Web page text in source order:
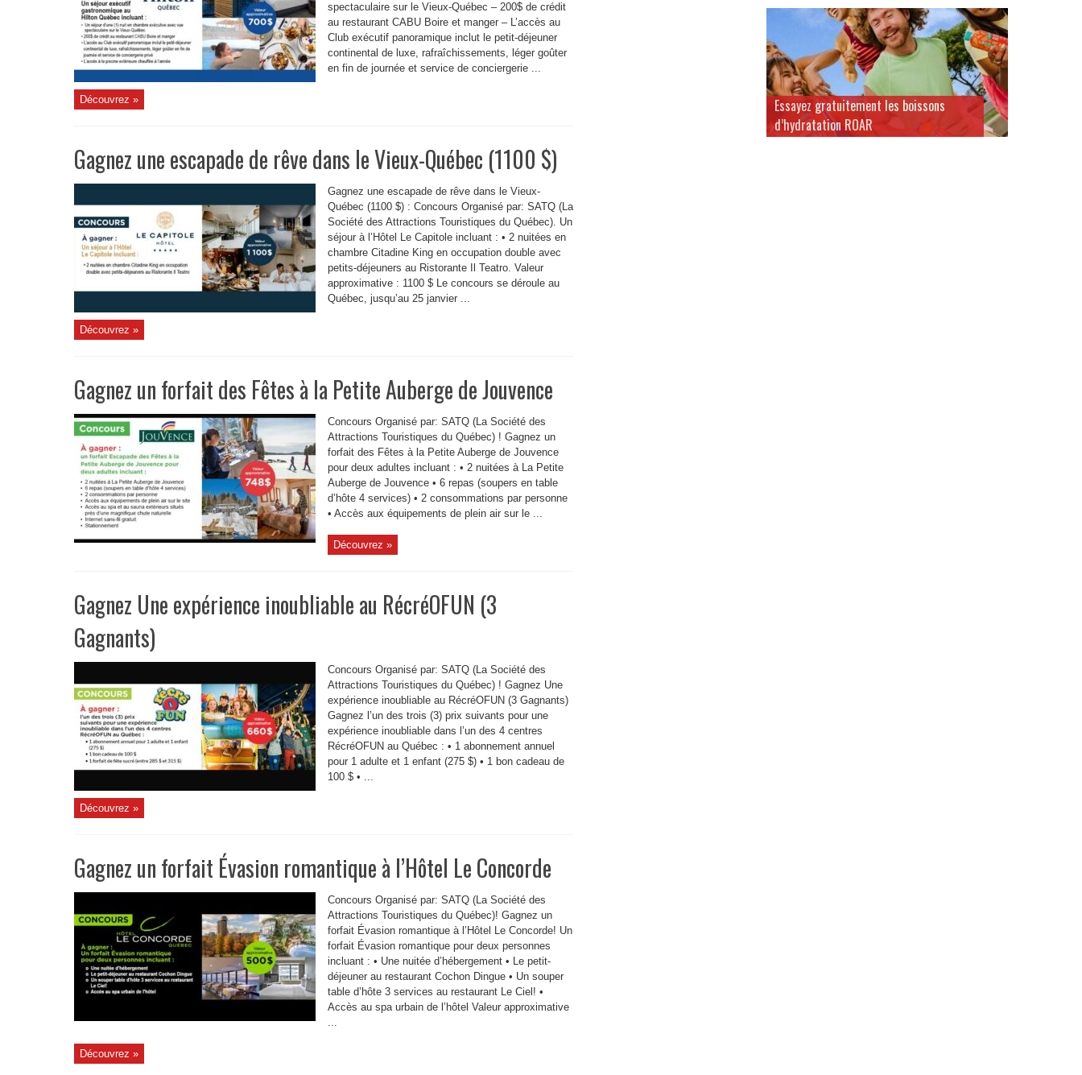
spectaculaire sur le Vieux-Québec – 200$ de crédit
au restaurant CABU Boire et manger – L’accès au
Club exécutif panoramique inclut le petit-déjeuner
continental de luxe, rafraîchissements, léger goûter
en fin de journée et service de conciergerie ...
Découvrez »
Gagnez une escapade de rêve dans le Vieux-Québec (1100 $)
Gagnez une escapade de rêve dans le Vieux-
Québec (1100 $) : Concours Organisé par: SATQ (La
Société des Attractions Touristiques du Québec). Un
séjour à l’Hôtel Le Capitole incluant : • 2 nuitées en
chambre Citadine King en occupation double avec
petits-déjeuners au Ristorante Il Teatro. Valeur
approximative : 1100 $ Le concours se déroule au
Québec, jusqu’au 25 janvier ...
Découvrez »
Gagnez un forfait des Fêtes à la Petite Auberge de Jouvence
Concours Organisé par: SATQ (La Société des
Attractions Touristiques du Québec) ! Gagnez un
forfait des Fêtes à la Petite Auberge de Jouvence
pour deux adultes incluant : • 2 nuitées à La Petite
Auberge de Jouvence • 6 repas (soupers en table
d’hôte 4 services) • 2 consommations par personne
• Accès aux équipements de plein air sur le ...
Découvrez »
Gagnez Une expérience inoubliable au RécréOFUN (3
Gagnants)
Concours Organisé par: SATQ (La Société des
Attractions Touristiques du Québec) ! Gagnez Une
expérience inoubliable au RécréOFUN (3 Gagnants)
Gagnez l’un des trois (3) prix suivants pour une
expérience inoubliable dans l’un des 4 centres
RécréOFUN au Québec : • 1 abonnement annuel
pour 1 adulte et 1 enfant (275 $) • 1 bon cadeau de
100 $ • ...
Découvrez »
Gagnez un forfait Évasion romantique à l’Hôtel Le Concorde
Concours Organisé par: SATQ (La Société des
Attractions Touristiques du Québec)! Gagnez un
forfait Évasion romantique à l’Hôtel Le Concorde! Un
forfait Évasion romantique pour deux personnes
incluant : • Une nuitée d’hébergement • Le petit-
déjeuner au restaurant Cochon Dingue • Un souper
table d’hôte 3 services au restaurant Le Ciel! •
Accès au spa urbain de l’hôtel Valeur approximative
...
Découvrez »
Essayez gratuitement les boissons
d’hydratation ROAR